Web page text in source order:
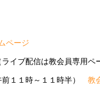
ページ
ブ配信は教会員専用ペ
１１時～１１時半） 教